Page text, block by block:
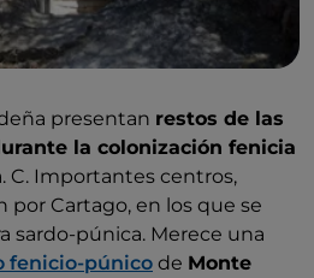
presentan restos de las
la colonización fenicia
C. Importantes centros,
Cartago, en los que se
sardo-púnica. Merece una
fenicio-púnico de Monte